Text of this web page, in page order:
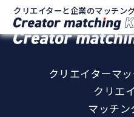
クリエイターと企業のマッチン
クリエイターと企業のマッチング
クリエイターマ
クリエ
マッチン